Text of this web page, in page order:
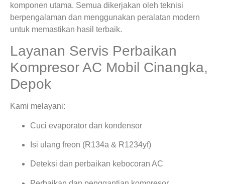
komponen utama. Semua dikerjakan oleh teknisi
berpengalaman dan menggunakan peralatan modern
untuk memastikan hasil terbaik.
Layanan Servis Perbaikan
Kompresor AC Mobil Cinangka,
Depok
Kami melayani:
Cuci evaporator dan kondensor
Isi ulang freon (R134a & R1234yf)
Deteksi dan perbaikan kebocoran AC